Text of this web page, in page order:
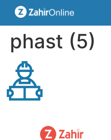
phast (5)